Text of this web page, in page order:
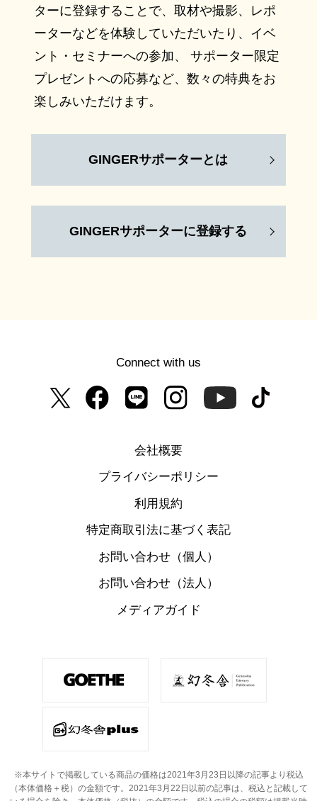
ターに登録することで、取材や撮影、レポ
ーターなどを体験していただいたり、イベ
ント・セミナーへの参加、 サポーター限定
プレゼントへの応募など、数々の特典をお
楽しみいただけます。
GINGERサポーターとは
GINGERサポーターに登録する
Connect with us
会社概要
プライバシーポリシー
利用規約
特定商取引法に基づく表記
お問い合わせ（個人）
お問い合わせ（法人）
メディアガイド
※本サイトで掲載している商品の価格は2021年3月23日以降の記事より税込
（本体価格＋税）の金額です。 2021年3月22日以前の記事は、税込と記載して